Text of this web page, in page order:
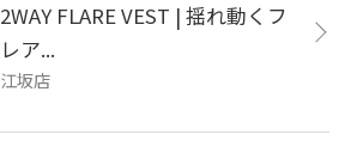
2WAY FLARE VEST | 揺れ動くフ
レア...
江坂店